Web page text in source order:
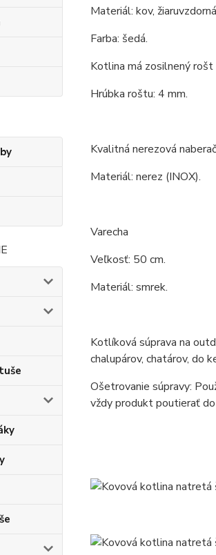
Materiál: kov,
Farba: šedá.
Kotlina má zosilnený
Hrúbka roštu: 4 mm.
Kvalitná nerezová
Materiál: nerez (INOX).
Varecha
Veľkosť: 50 cm.
Materiál: smrek.
Kotlíková súprava na
chalupárov, chatárov, do
Ošetrovanie súpravy:
vždy produkt poutierať do